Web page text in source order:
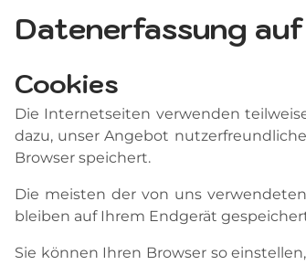
Datenerfassung
Cookies
Die Internetseiten verwenden
dazu, unser Angebot
Browser speichert.
Die meisten der von uns
bleiben auf Ihrem Endgerät
Sie können Ihren Browser so